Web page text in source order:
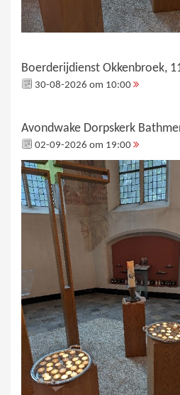
Boerderijdienst Okkenbroek,
30-08-2026 om 10:00
Avondwake Dorpskerk
02-09-2026 om 19:00